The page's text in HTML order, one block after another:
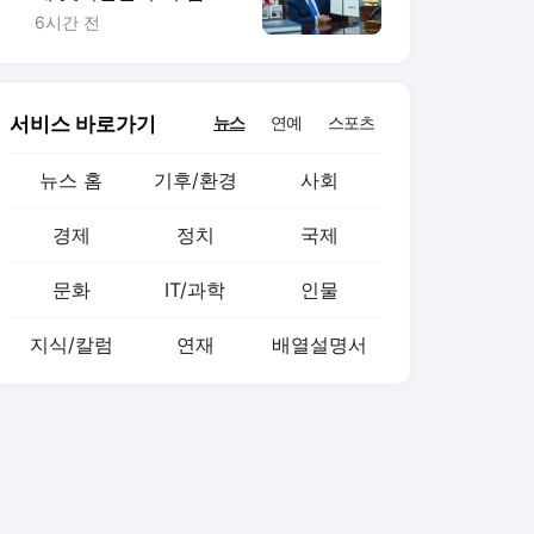
행정명령 서명(종합)
6시간 전
서비스 바로가기 뉴스 연예 스포츠
뉴스 홈 기후/환경 사회
경제 정치 국제
문화 IT/과학 인물
지식/칼럼 연재 배열설명서